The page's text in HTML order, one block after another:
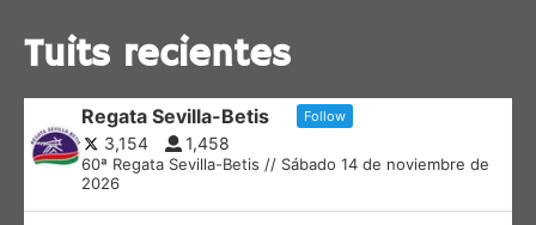
Tuits recientes
Regata Sevilla-Betis Follow
3,154 1,458
60ª Regata Sevilla-Betis // Sábado 14 de noviembre de
2026